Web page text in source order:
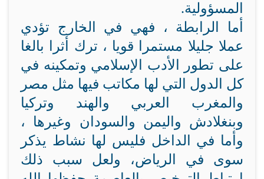
المسؤولية.
أما الرابطة ، فهي في الخارج تؤدي
عملا جليلا مستمرا قويا ، ترك أثرا بالغا
على تطور الأدب الإسلامي وتمكينه في
كل الدول التي لها مكاتب فيها مثل مصر
والمغرب العربي والهند وتركيا
وبنغلادش واليمن والسودان وغيرها ،
وأما في الداخل فليس لها نشاط يذكر
سوى في الرياض، ولعل سبب ذلك